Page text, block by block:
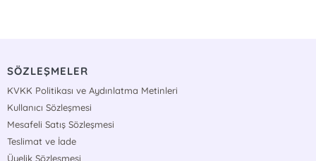
SÖZLEŞMELER
KVKK Politikası ve Aydınlatma Metinleri
Kullanıcı Sözleşmesi
Mesafeli Satış Sözleşmesi
Teslimat ve İade
Üyelik Sözleşmesi